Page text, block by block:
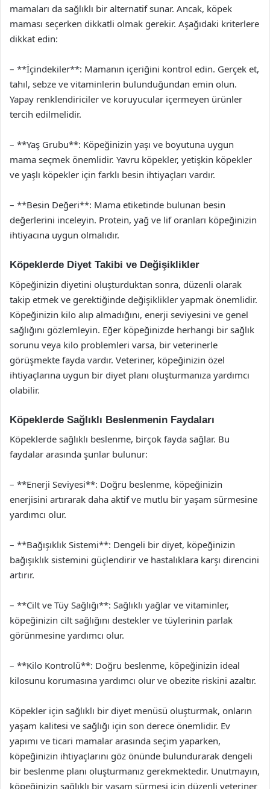
mamaları da sağlıklı bir alternatif sunar. Ancak, köpek
maması seçerken dikkatli olmak gerekir. Aşağıdaki kriterlere
dikkat edin:
– **İçindekiler**: Mamanın içeriğini kontrol edin. Gerçek et,
tahıl, sebze ve vitaminlerin bulunduğundan emin olun.
Yapay renklendiriciler ve koruyucular içermeyen ürünler
tercih edilmelidir.
– **Yaş Grubu**: Köpeğinizin yaşı ve boyutuna uygun
mama seçmek önemlidir. Yavru köpekler, yetişkin köpekler
ve yaşlı köpekler için farklı besin ihtiyaçları vardır.
– **Besin Değeri**: Mama etiketinde bulunan besin
değerlerini inceleyin. Protein, yağ ve lif oranları köpeğinizin
ihtiyacına uygun olmalıdır.
Köpeklerde Diyet Takibi ve Değişiklikler
Köpeğinizin diyetini oluşturduktan sonra, düzenli olarak
takip etmek ve gerektiğinde değişiklikler yapmak önemlidir.
Köpeğinizin kilo alıp almadığını, enerji seviyesini ve genel
sağlığını gözlemleyin. Eğer köpeğinizde herhangi bir sağlık
sorunu veya kilo problemleri varsa, bir veterinerle
görüşmekte fayda vardır. Veteriner, köpeğinizin özel
ihtiyaçlarına uygun bir diyet planı oluşturmanıza yardımcı
olabilir.
Köpeklerde Sağlıklı Beslenmenin Faydaları
Köpeklerde sağlıklı beslenme, birçok fayda sağlar. Bu
faydalar arasında şunlar bulunur:
– **Enerji Seviyesi**: Doğru beslenme, köpeğinizin
enerjisini artırarak daha aktif ve mutlu bir yaşam sürmesine
yardımcı olur.
– **Bağışıklık Sistemi**: Dengeli bir diyet, köpeğinizin
bağışıklık sistemini güçlendirir ve hastalıklara karşı direncini
artırır.
– **Cilt ve Tüy Sağlığı**: Sağlıklı yağlar ve vitaminler,
köpeğinizin cilt sağlığını destekler ve tüylerinin parlak
görünmesine yardımcı olur.
– **Kilo Kontrolü**: Doğru beslenme, köpeğinizin ideal
kilosunu korumasına yardımcı olur ve obezite riskini azaltır.
Köpekler için sağlıklı bir diyet menüsü oluşturmak, onların
yaşam kalitesi ve sağlığı için son derece önemlidir. Ev
yapımı ve ticari mamalar arasında seçim yaparken,
köpeğinizin ihtiyaçlarını göz önünde bulundurarak dengeli
bir beslenme planı oluşturmanız gerekmektedir. Unutmayın,
köpeğinizin sağlıklı bir yaşam sürmesi için düzenli veteriner